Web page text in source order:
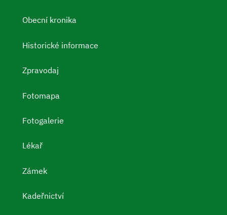
Obecní kronika
Historické informace
Zpravodaj
Fotomapa
Fotogalerie
Lékař
Zámek
Kadeřnictví